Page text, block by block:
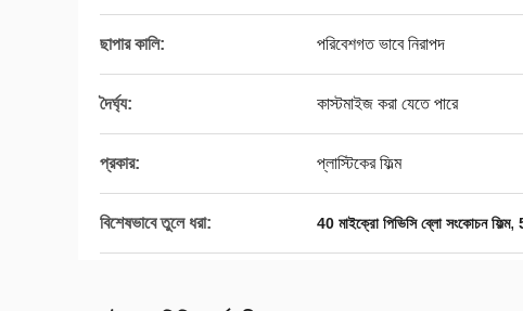
ছাপার কালি: পরিবেশগত ভাবে নিরাপদ
দৈর্ঘ্য: কাস্টমাইজ করা যেতে পারে
প্রকার: প্লাস্টিকের ফিল্ম
বিশেষভাবে তুলে ধরা: 40 মাইক্রো পিভিসি ব্লো সংকোচন ফিল্ম,